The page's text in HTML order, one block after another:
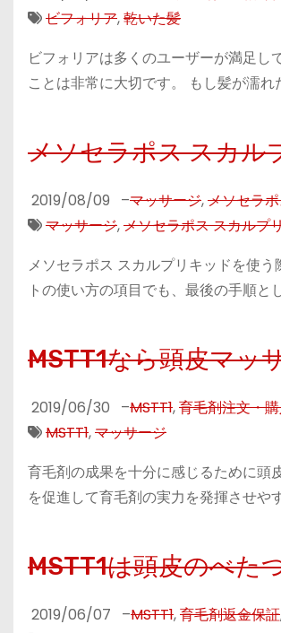
ビフォリア,乾いた髪
ビフォリアは多くのユーザーが満足
ことは非常に大切です。 もし髪が濡
メソセラポス スカル
2019/08/09 –マッサージ,メソセラ
マッサージ,メソセラポス スカルプ
メソセラポス スカルプリキッドを使
トの使い方の項目でも、最後の手順
MSTT1なら頭皮マッ
2019/06/30 –MSTT1,育毛剤注文・
MSTT1,マッサージ
育毛剤の成果を十分に感じるために頭
を促進して育毛剤の実力を発揮させや
MSTT1は頭皮のべた
2019/06/07 –MSTT1,育毛剤返金保証